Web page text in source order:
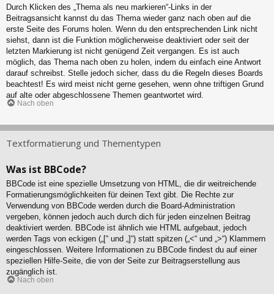
Durch Klicken des „Thema als neu markieren“-Links in der
Beitragsansicht kannst du das Thema wieder ganz nach oben auf die
erste Seite des Forums holen. Wenn du den entsprechenden Link nicht
siehst, dann ist die Funktion möglicherweise deaktiviert oder seit der
letzten Markierung ist nicht genügend Zeit vergangen. Es ist auch
möglich, das Thema nach oben zu holen, indem du einfach eine Antwort
darauf schreibst. Stelle jedoch sicher, dass du die Regeln dieses Boards
beachtest! Es wird meist nicht gerne gesehen, wenn ohne triftigen Grund
auf alte oder abgeschlossene Themen geantwortet wird.
Nach oben
Textformatierung und Thementypen
Was ist BBCode?
BBCode ist eine spezielle Umsetzung von HTML, die dir weitreichende
Formatierungsmöglichkeiten für deinen Text gibt. Die Rechte zur
Verwendung von BBCode werden durch die Board-Administration
vergeben, können jedoch auch durch dich für jeden einzelnen Beitrag
deaktiviert werden. BBCode ist ähnlich wie HTML aufgebaut, jedoch
werden Tags von eckigen („[“ und „]“) statt spitzen („<“ und „>“) Klammern
eingeschlossen. Weitere Informationen zu BBCode findest du auf einer
speziellen Hilfe-Seite, die von der Seite zur Beitragserstellung aus
zugänglich ist.
Nach oben